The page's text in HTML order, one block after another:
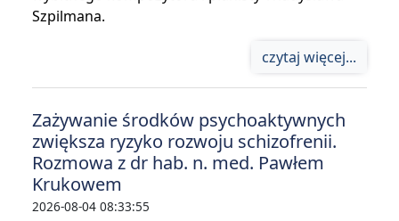
Szpilmana.
czytaj więcej...
Zażywanie środków psychoaktywnych
zwiększa ryzyko rozwoju schizofrenii.
Rozmowa z dr hab. n. med. Pawłem
Krukowem
2026-08-04 08:33:55